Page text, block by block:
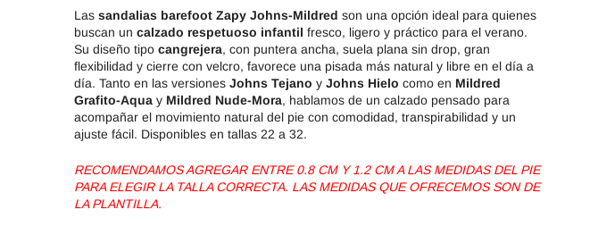
Ipanema
Vivant Tikki
Zapy
Las sandalias barefoot Zapy Johns-Mildred son una opción ideal para quienes
buscan un calzado respetuoso infantil fresco, ligero y práctico para el verano.
Su diseño tipo cangrejera, con puntera ancha, suela plana sin drop, gran
flexibilidad y cierre con velcro, favorece una pisada más natural y libre en el día a
día. Tanto en las versiones Johns Tejano y Johns Hielo como en Mildred
Grafito-Aqua y Mildred Nude-Mora, hablamos de un calzado pensado para
acompañar el movimiento natural del pie con comodidad, transpirabilidad y un
ajuste fácil. Disponibles en tallas 22 a 32.
RECOMENDAMOS AGREGAR ENTRE 0.8 CM Y 1.2 CM A LAS MEDIDAS DEL PIE
PARA ELEGIR LA TALLA CORRECTA. LAS MEDIDAS QUE OFRECEMOS SON DE
LA PLANTILLA.